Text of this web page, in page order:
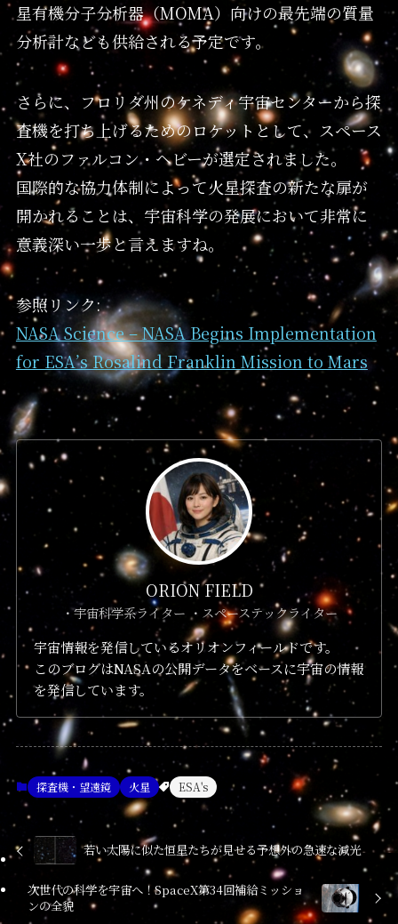
星有機分子分析器（MOMA）向けの最先端の質量
分析計なども供給される予定です。
さらに、フロリダ州のケネディ宇宙センターから探
査機を打ち上げるためのロケットとして、スペース
X社のファルコン・ヘビーが選定されました。
国際的な協力体制によって火星探査の新たな扉が
開かれることは、宇宙科学の発展において非常に
意義深い一歩と言えますね。
参照リンク:
NASA Science – NASA Begins Implementation
for ESA’s Rosalind Franklin Mission to Mars
ORION FIELD
・宇宙科学系ライター ・スペーステックライター
宇宙情報を発信しているオリオンフィールドです。
このブログはNASAの公開データをベースに宇宙の情報
を発信しています。
探査機・望遠鏡 火星 ESA's
若い太陽に似た恒星たちが見せる予想外の急速な減光
次世代の科学を宇宙へ！SpaceX第34回補給ミッショ
ンの全貌